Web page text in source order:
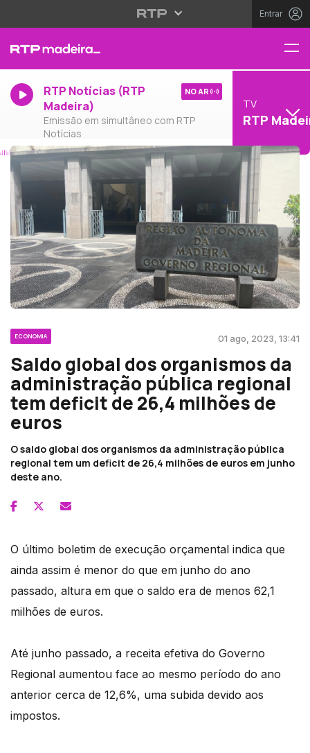
Entrar
RTP Notícias (RTP
Madeira)
Emissão em simultâneo com RTP
Notícias
NO AR
TV
RTP
ECONOMIA 01 ago, 2023, 13:41
Saldo global dos organismos da
administração pública regional
tem deficit de 26,4 milhões de
euros
O saldo global dos organismos da administração pública
regional tem um deficit de 26,4 milhões de euros em junho
deste ano.
O último boletim de execução orçamental indica que
ainda assim é menor do que em junho do ano
passado, altura em que o saldo era de menos 62,1
milhões de euros.
Até junho passado, a receita efetiva do Governo
Regional aumentou face ao mesmo período do ano
anterior cerca de 12,6%, uma subida devido aos
impostos.